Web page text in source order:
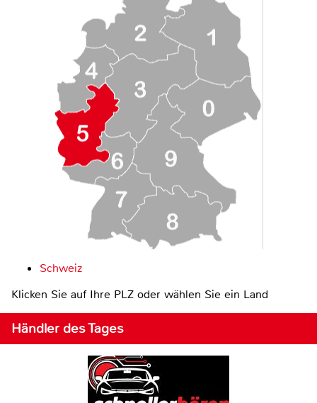
Schweiz
Klicken Sie auf Ihre PLZ oder wählen Sie ein Land
Händler des Tages